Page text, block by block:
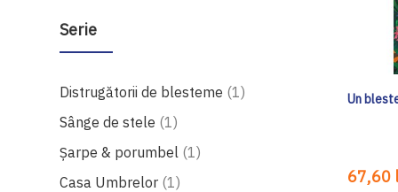
Serie
Distrugătorii de blesteme 1produs
Sânge de stele 1produs
Șarpe & porumbel 1produs
Casa Umbrelor 1produs
Un
67,60